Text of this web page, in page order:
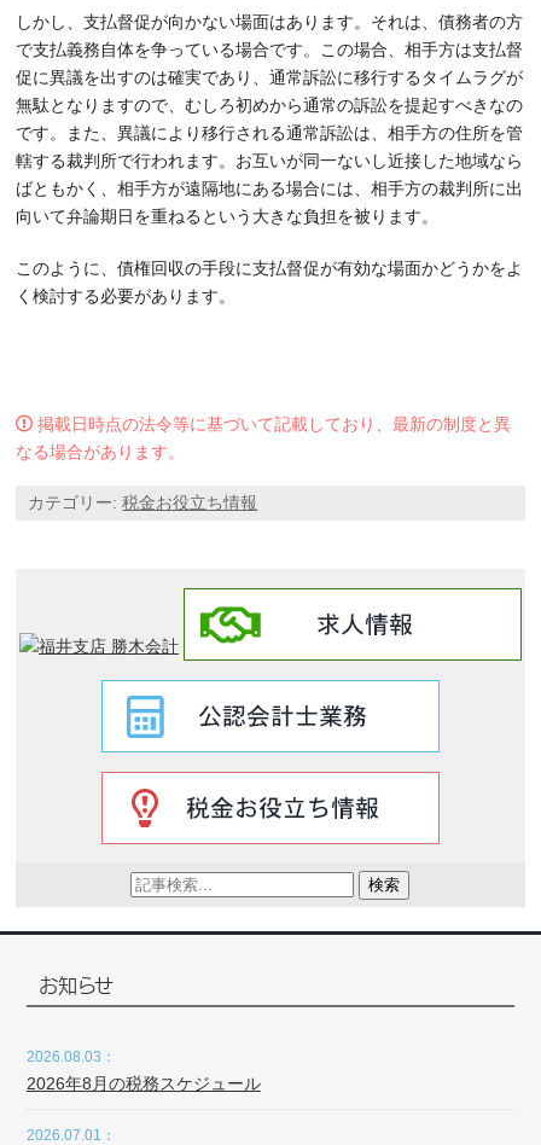
しかし、支払督促が向かない場面はあります。それは、債務者の方
で支払義務自体を争っている場合です。この場合、相手方は支払督
促に異議を出すのは確実であり、通常訴訟に移行するタイムラグが
無駄となりますので、むしろ初めから通常の訴訟を提起すべきなの
です。また、異議により移行される通常訴訟は、相手方の住所を管
轄する裁判所で行われます。お互いが同一ないし近接した地域なら
ばともかく、相手方が遠隔地にある場合には、相手方の裁判所に出
向いて弁論期日を重ねるという大きな負担を被ります。
このように、債権回収の手段に支払督促が有効な場面かどうかをよ
く検討する必要があります。
掲載日時点の法令等に基づいて記載しており、最新の制度と異
なる場合があります。
カテゴリー:税金お役立ち情報
検索
お知らせ
2026.08.03：
2026年8月の税務スケジュール
2026.07.01：